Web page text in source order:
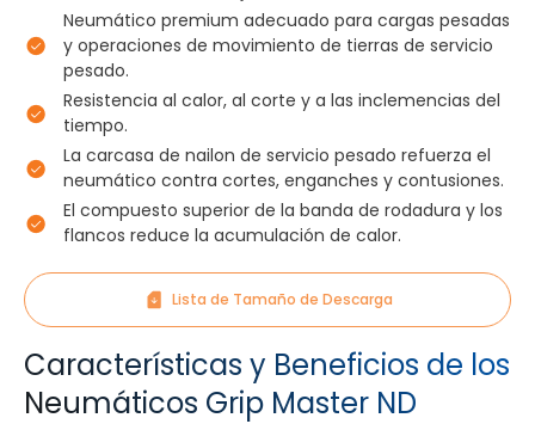
Neumático premium adecuado para cargas pesadas
y operaciones de movimiento de tierras de servicio
pesado.
Resistencia al calor, al corte y a las inclemencias del
tiempo.
La carcasa de nailon de servicio pesado refuerza el
neumático contra cortes, enganches y contusiones.
El compuesto superior de la banda de rodadura y los
flancos reduce la acumulación de calor.
Lista de Tamaño de Descarga
Características y Beneficios de los
Neumáticos Grip Master ND